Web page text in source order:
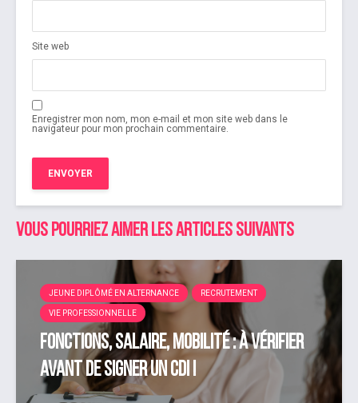
Site web
Enregistrer mon nom, mon e-mail et mon site web dans le
navigateur pour mon prochain commentaire.
Vous pourriez aimer les articles suivants
JEUNE DIPLÔMÉ EN ALTERNANCE RECRUTEMENT
VIE PROFESSIONNELLE
Fonctions, salaire, mobilité : à vérifier
avant de signer un CDI !